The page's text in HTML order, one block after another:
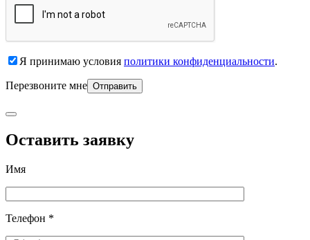
Я принимаю условия политики конфиденциальности.
Перезвоните мне
Оставить заявку
Имя
Телефон *